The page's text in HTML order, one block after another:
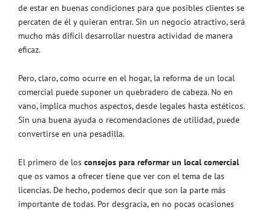
de estar en buenas condiciones para que posibles clientes se
percaten de él y quieran entrar. Sin un negocio atractivo, será
mucho más difícil desarrollar nuestra actividad de manera
eficaz.
Pero, claro, como ocurre en el hogar, la reforma de un local
comercial puede suponer un quebradero de cabeza. No en
vano, implica muchos aspectos, desde legales hasta estéticos.
Sin una buena ayuda o recomendaciones de utilidad, puede
convertirse en una pesadilla.
El primero de los consejos para reformar un local comercial
que os vamos a ofrecer tiene que ver con el tema de las
licencias. De hecho, podemos decir que son la parte más
importante de todas. Por desgracia, en no pocas ocasiones